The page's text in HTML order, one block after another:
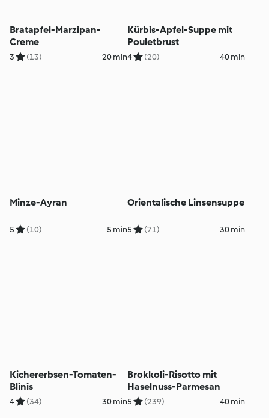
Bratapfel-Marzipan-
Creme
3 (13) 20 min
Kürbis-Apfel-Suppe mit
Pouletbrust
4 (20) 40 min
Minze-Ayran
5 (10) 5 min
Orientalische Linsensuppe
5 (71) 30 min
Kichererbsen-Tomaten-
Blinis
4 (34) 30 min
Brokkoli-Risotto mit
Haselnuss-Parmesan
5 (239) 40 min